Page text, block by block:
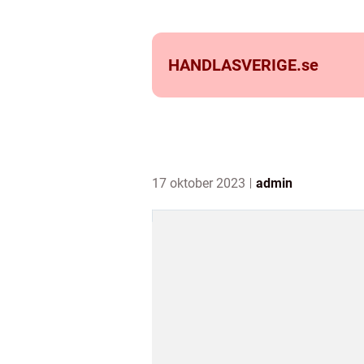
HANDLASVERIGE.se
17 oktober 2023 admin